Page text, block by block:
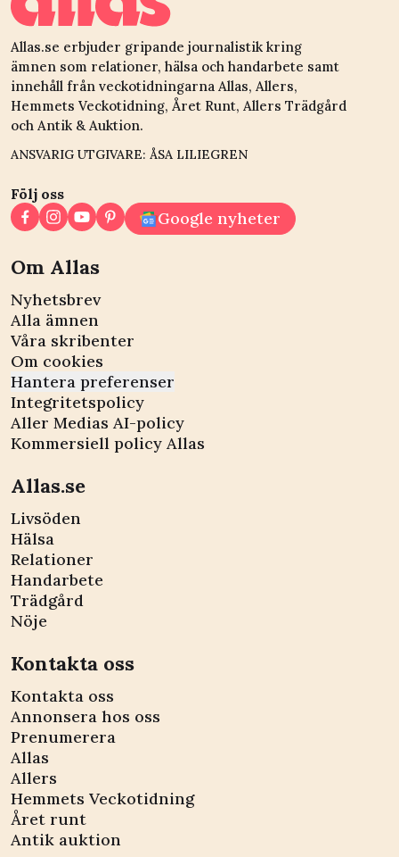
Allas.se erbjuder gripande journalistik kring
ämnen som relationer, hälsa och handarbete samt
innehåll från veckotidningarna Allas, Allers,
Hemmets Veckotidning, Året Runt, Allers Trädgård
och Antik & Auktion.
ANSVARIG UTGIVARE: ÅSA LILIEGREN
Följ oss
Google nyheter
Om Allas
Nyhetsbrev
Alla ämnen
Våra skribenter
Om cookies
Hantera preferenser
Integritetspolicy
Aller Medias AI-policy
Kommersiell policy Allas
Allas.se
Livsöden
Hälsa
Relationer
Handarbete
Trädgård
Nöje
Kontakta oss
Kontakta oss
Annonsera hos oss
Prenumerera
Allas
Allers
Hemmets Veckotidning
Året runt
Antik auktion